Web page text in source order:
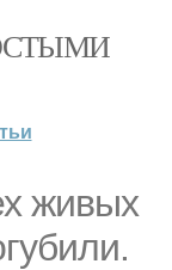
живых